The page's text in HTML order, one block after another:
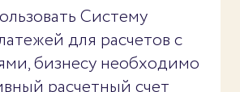
Систему
для расчетов с
бизнесу необходимо
расчетный счет